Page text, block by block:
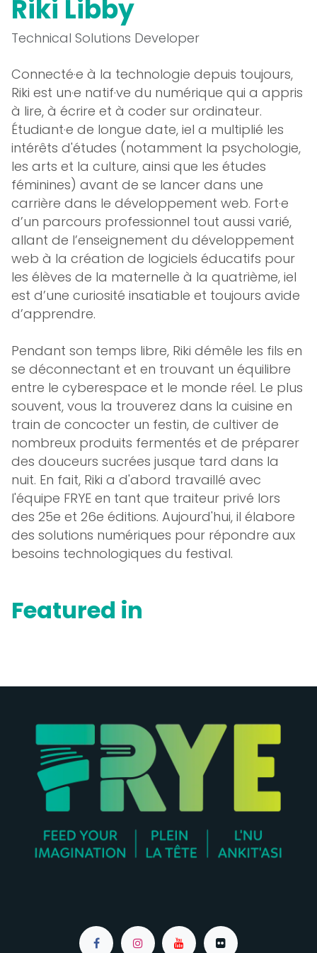
Riki Libby
Technical Solutions Developer
Connecté·e à la technologie depuis toujours,
Riki est un·e natif·ve du numérique qui a appris
à lire, à écrire et à coder sur ordinateur.
Étudiant·e de longue date, iel a multiplié les
intérêts d'études (notamment la psychologie,
les arts et la culture, ainsi que les études
féminines) avant de se lancer dans une
carrière dans le développement web. Fort·e
d’un parcours professionnel tout aussi varié,
allant de l’enseignement du développement
web à la création de logiciels éducatifs pour
les élèves de la maternelle à la quatrième, iel
est d’une curiosité insatiable et toujours avide
d’apprendre.
Pendant son temps libre, Riki démêle les fils en
se déconnectant et en trouvant un équilibre
entre le cyberespace et le monde réel. Le plus
souvent, vous la trouverez dans la cuisine en
train de concocter un festin, de cultiver de
nombreux produits fermentés et de préparer
des douceurs sucrées jusque tard dans la
nuit. En fait, Riki a d'abord travaillé avec
l'équipe FRYE en tant que traiteur privé lors
des 25e et 26e éditions. Aujourd'hui, il élabore
des solutions numériques pour répondre aux
besoins technologiques du festival.
Featured in